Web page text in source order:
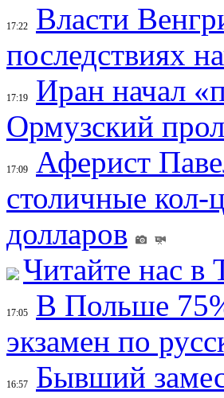
17:22
Власти
последствиях
17:19
Иран начал
Ормузский
17:09
Аферист
столичные кол-
долларов
Читайте нас в
17:05
В Польше
экзамен по
16:57
Бывший